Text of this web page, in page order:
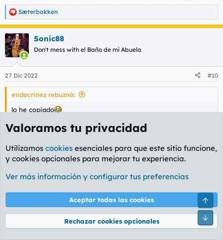
R
e
a
c
c
i
e
s
Sæterbakken
Sonic88
Don't mess with el Baño de mi Abuela
27 Dic 2022 #10
endocrinez rebuznó:
lo he copiado
Juraría que como endocrinez tienes los días o las horas
contadas en el foro.
endocrinez
27 Dic 2022 #11
Sonic88 rebuznó:
Valoramos tu privacidad
Utilizamos cookies esenciales para que este sitio funcione,
y cookies opcionales para mejorar tu experiencia.
Ver más información y configurar tus preferencias
Aceptar todas las cookies
Rechazar cookies opcionales
Pie